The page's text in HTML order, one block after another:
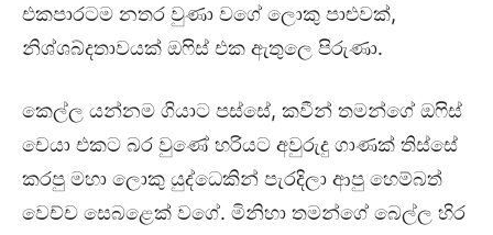
එකපාරටම නතර වුණා වගේ ලොකු පාළුවක්,
නිශ්ශබ්දතාවයක් ඔෆිස් එක ඇතුලෙ පිරුණා.
කෙල්ල යන්නම ගියාට පස්සේ, කවීන් තමන්ගේ ඔෆිස්
චෙයා එකට බර වුණේ හරියට අවුරුදු ගාණක් තිස්සේ
කරපු මහා ලොකු යුද්ධෙකින් පැරදිලා ආපු හෙම්බත්
වෙච්ච සෙබළෙක් වගේ. මිනිහා තමන්ගේ බෙල්ල හිර